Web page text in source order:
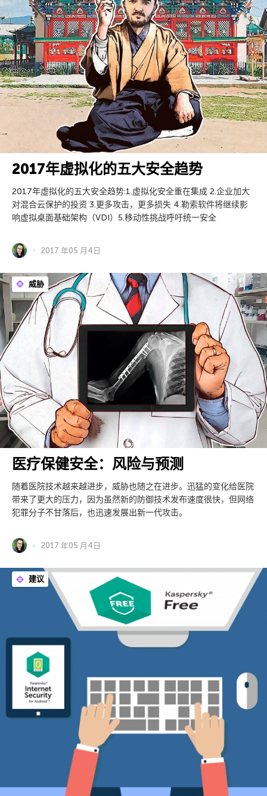
2017年虚拟化的五大安全趋势
2017年虚拟化的五大安全趋势:1.虚拟化安全重在集成 2.企业加大
对混合云保护的投资 3.更多攻击，更多损失 4.勒索软件将继续影
响虚拟桌面基础架构（VDI）5.移动性挑战呼吁统一安全
2017 年05 月4日
威胁
医疗保健安全：风险与预测
随着医院技术越来越进步，威胁也随之在进步。迅猛的变化给医院
带来了更大的压力，因为虽然新的防御技术发布速度很快，但网络
犯罪分子不甘落后，也迅速发展出新一代攻击。
2017 年05 月4日
建议